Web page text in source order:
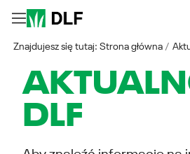
Znajdujesz się tutaj:Strona główna
DLF